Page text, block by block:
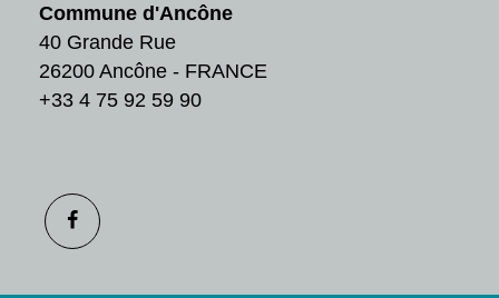
Commune d'Ancône
40 Grande Rue
26200 Ancône - FRANCE
+33 4 75 92 59 90